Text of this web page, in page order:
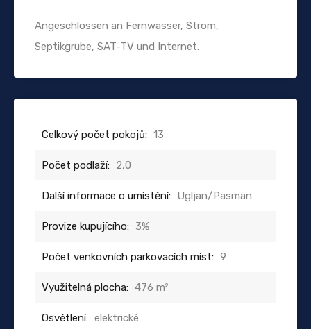
Angeschlossen an Fernwasser, Strom,
Septikgrube, SAT-TV und Internet.
Celkový počet pokojů: 13
Počet podlaží: 2,0
Další informace o umístění: Ugljan/Pasman
Provize kupujícího: 3%
Počet venkovních parkovacích míst: 9
Využitelná plocha: 476 m²
Osvětlení: elektrické